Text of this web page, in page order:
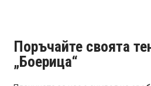
Поръчайте своята
„Боерица“